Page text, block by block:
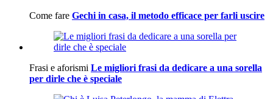
Come fare Gechi in casa, il metodo efficace per farli uscire
Frasi e aforismi Le migliori frasi da dedicare a una sorella
per dirle che è speciale